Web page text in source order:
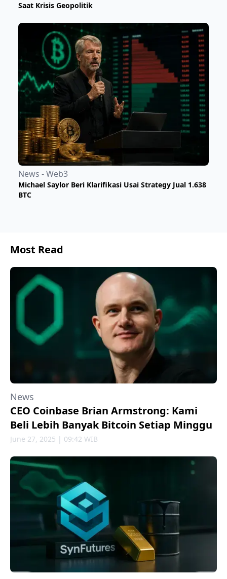
Saat Krisis Geopolitik
News - Web3
Michael Saylor Beri Klarifikasi Usai Strategy Jual 1.638
BTC
Most Read
News
CEO Coinbase Brian Armstrong: Kami
Beli Lebih Banyak Bitcoin Setiap Minggu
June 27, 2025 | 09:42 WIB